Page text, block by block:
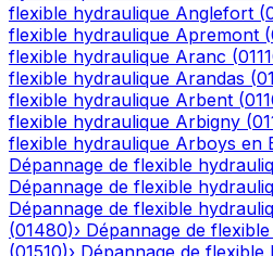
flexible hydraulique Anglefort (
flexible hydraulique Apremont (
flexible hydraulique Aranc (
flexible hydraulique Arandas (
flexible hydraulique Arbent (
flexible hydraulique Arbigny (
flexible hydraulique Arboys en
Dépannage de flexible
Dépannage de flexible
Dépannage de flexible
(01480)› Dépannage de